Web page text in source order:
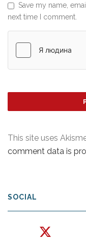
Save my name,
next time I comment.
This site uses
comment data is
SOCIAL